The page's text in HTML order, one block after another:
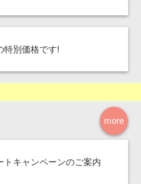
特別価格です!
more
トキャンペーンのご案内